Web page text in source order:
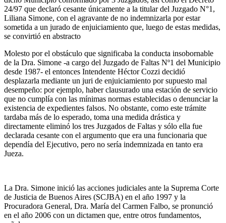
24/97 que declaró cesante únicamente a la titular del Juzgado N°1,
Liliana Simone, con el agravante de no indemnizarla por estar
sometida a un jurado de enjuiciamiento que, luego de estas medidas,
se convirtió en abstracto
Molesto por el obstáculo que significaba la conducta insobornable
de la Dra. Simone -a cargo del Juzgado de Faltas Nº1 del Municipio
desde 1987- el entonces Intendente Héctor Cozzi decidió
desplazarla mediante un juri de enjuiciamiento por supuesto mal
desempeño: por ejemplo, haber clausurado una estación de servicio
que no cumplía con las mínimas normas establecidas o denunciar la
existencia de expedientes falsos. No obstante, como este trámite
tardaba más de lo esperado, toma una medida drástica y
directamente eliminó los tres Juzgados de Faltas y sólo ella fue
declarada cesante con el argumento que era una funcionaria que
dependía del Ejecutivo, pero no sería indemnizada en tanto era
Jueza.
La Dra. Simone inició las acciones judiciales ante la Suprema Corte
de Justicia de Buenos Aires (SCJBA) en el año 1997 y la
Procuradora General, Dra. María del Carmen Falbo, se pronunció
en el año 2006 con un dictamen que, entre otros fundamentos,